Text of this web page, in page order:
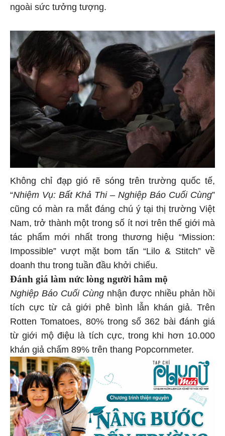
ngoài sức tưởng tượng.
Không chỉ đạp gió rẽ sóng trên trường quốc tế,
“Nhiệm Vụ: Bất Khả Thi – Nghiệp Báo Cuối Cùng”
cũng có màn ra mắt đáng chú ý tại thị trường Việt
Nam, trở thành một trong số ít nơi trên thế giới mà
tác phẩm mới nhất trong thương hiệu “Mission:
Impossible” vượt mặt bom tấn “Lilo & Stitch” về
doanh thu trong tuần đầu khởi chiếu.
Đánh giá làm nức lòng người hâm mộ
Nghiệp Báo Cuối Cùng nhận được nhiều phản hồi
tích cực từ cả giới phê bình lẫn khán giả. Trên
Rotten Tomatoes, 80% trong số 362 bài đánh giá
từ giới mộ điệu là tích cực, trong khi hơn 10.000
khán giả chấm 89% trên thang Popcornmeter.